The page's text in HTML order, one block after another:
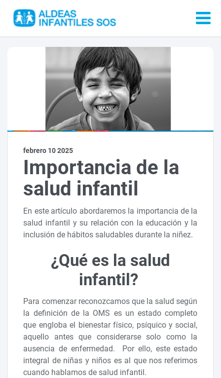
febrero 10 2025
Importancia de la
salud infantil
En este artículo abordaremos la importancia de la
salud infantil y su relación con la educación y la
inclusión de hábitos saludables durante la niñez.
¿Qué es la salud
infantil?
Para comenzar reconozcamos que la salud según
la definición de la OMS es un estado completo
que engloba el bienestar físico, psíquico y social,
aquello antes que considerarse solo como la
ausencia de enfermedad. Por ello, este estado
integral de niñas y niños es al que nos referimos
cuando hablamos de salud infantil.